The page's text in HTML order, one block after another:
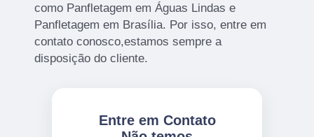
como Panfletagem em Águas Lindas e
Panfletagem em Brasília. Por isso, entre em
contato conosco,estamos sempre a
disposição do cliente.
Entre em Contato